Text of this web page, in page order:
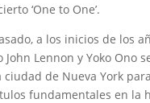
‘One to One’.
a los inicios de los
Lennon y Yoko Ono
de Nueva York
fundamentales en la